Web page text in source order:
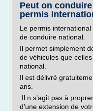
Peut on
permis
Le permis
de conduire national.
Il permet simplement
de véhicules que
national.
Il est délivré
ans.
Il n s'agit pas à
d'une extension de